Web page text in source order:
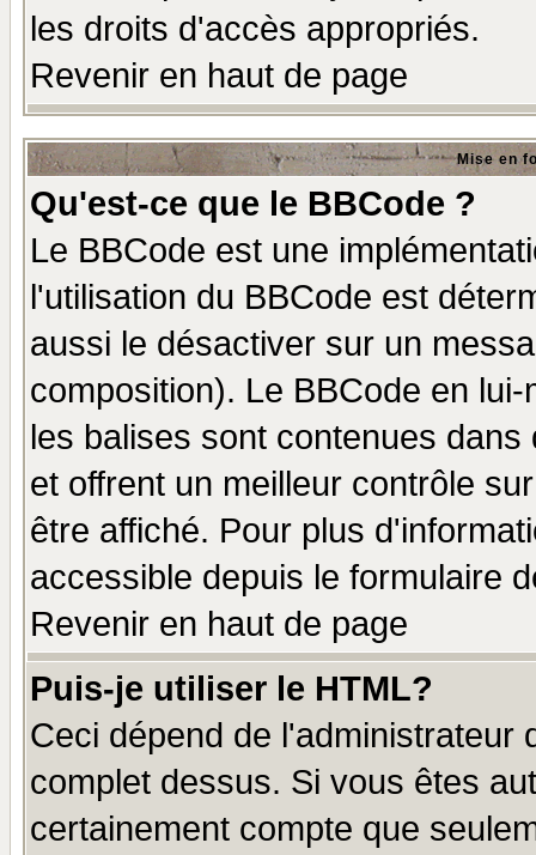
les droits d'accès appropriés.
Revenir en haut de page
Mise en
Qu'est-ce que le BBCode ?
Le BBCode est une
l'utilisation du BBCode est
aussi le désactiver sur un
composition). Le BBCode en
les balises sont contenues
et offrent un meilleur contrôle
être affiché. Pour plus
accessible depuis le formulaire
Revenir en haut de page
Puis-je utiliser le HTML?
Ceci dépend de l'administrateur
complet dessus. Si vous êtes
certainement compte que